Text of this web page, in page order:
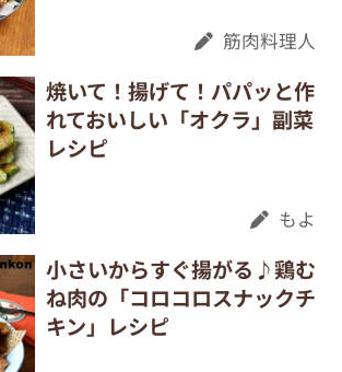
筋肉料理人
焼いて！揚げて！パパッと作
れておいしい「オクラ」副菜
レシピ
もよ
小さいからすぐ揚がる♪鶏む
ね肉の「コロコロスナックチ
キン」レシピ